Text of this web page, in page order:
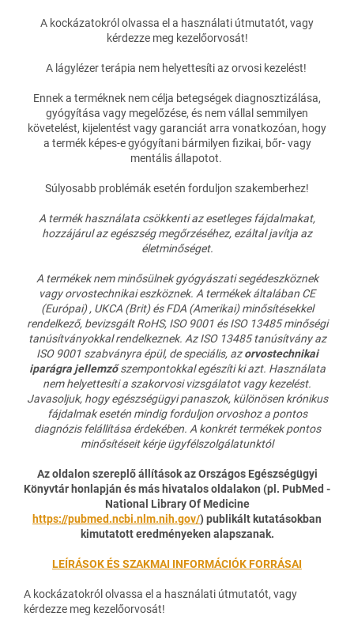
A kockázatokról olvassa el a használati útmutatót, vagy
kérdezze meg kezelőorvosát!
A lágylézer terápia nem helyettesíti az orvosi kezelést!
Ennek a terméknek nem célja betegségek diagnosztizálása,
gyógyítása vagy megelőzése, és nem vállal semmilyen
követelést, kijelentést vagy garanciát arra vonatkozóan, hogy
a termék képes-e gyógyítani bármilyen fizikai, bőr- vagy
mentális állapotot.
Súlyosabb problémák esetén forduljon szakemberhez!
A termék használata csökkenti az esetleges fájdalmakat,
hozzájárul az egészség megőrzéséhez, ezáltal javítja az
életminőséget.
A termékek nem minősülnek gyógyászati segédeszköznek
vagy orvostechnikai eszköznek. A termékek általában CE
(Európai) , UKCA (Brit) és FDA (Amerikai) minősítésekkel
rendelkező, bevizsgált RoHS, ISO 9001 és ISO 13485 minőségi
tanúsítványokkal rendelkeznek. Az ISO 13485 tanúsítvány az
ISO 9001 szabványra épül, de speciális, azorvostechnikai
iparágra jellemzőszempontokkal egészíti ki azt. Használata
nem helyettesíti a szakorvosi vizsgálatot vagy kezelést.
Javasoljuk, hogy egészségügyi panaszok, különösen krónikus
fájdalmak esetén mindig forduljon orvoshoz a pontos
diagnózis felállítása érdekében. A konkrét termékek pontos
minősítéseit kérje ügyfélszolgálatunktól
Az oldalon szereplő állítások az Országos Egészségügyi
Könyvtár honlapján és más hivatalos oldalakon (pl. PubMed -
National Library Of Medicine
https://pubmed.ncbi.nlm.nih.gov/) publikált kutatásokban
kimutatott eredményeken alapszanak.
LEÍRÁSOK ÉS SZAKMAI INFORMÁCIÓK FORRÁSAI
A kockázatokról olvassa el a használati útmutatót, vagy
kérdezze meg kezelőorvosát!